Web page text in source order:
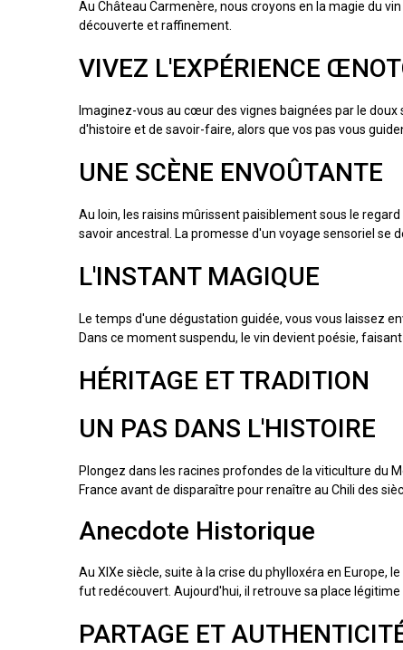
Au Château Carmenère, nous croyons en la magie du
découverte et raffinement.
VIVEZ L'EXPÉRIENCE
Imaginez-vous au cœur des vignes baignées par le
d'histoire et de savoir-faire, alors que vos pas vous
UNE SCÈNE ENVOÛTANTE
Au loin, les raisins mûrissent paisiblement sous le
savoir ancestral. La promesse d'un voyage sensoriel se
L'INSTANT MAGIQUE
Le temps d'une dégustation guidée, vous vous laissez
Dans ce moment suspendu, le vin devient poésie,
HÉRITAGE ET TRADITION
UN PAS DANS L'HISTOIRE
Plongez dans les racines profondes de la viticulture du
France avant de disparaître pour renaître au Chili des
Anecdote Historique
Au XIXe siècle, suite à la crise du phylloxéra en Europe,
fut redécouvert. Aujourd'hui, il retrouve sa place
PARTAGE ET